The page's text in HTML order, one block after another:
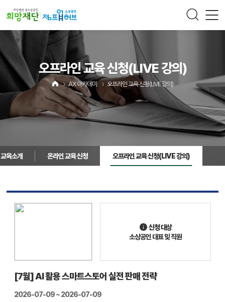
오프라인 교육 신청(LIVE 강의)
AX 아카데미 오프라인 교육 신청(LIVE 강의)
교육소개 온라인 교육 신청 오프라인 교육 신청(LIVE 강의)
[7월] AI 활용 스마트스토어 실전 판매 전략
2026-07-09 ~ 2026-07-09
신청 대상
소상공인 대표 및 직원